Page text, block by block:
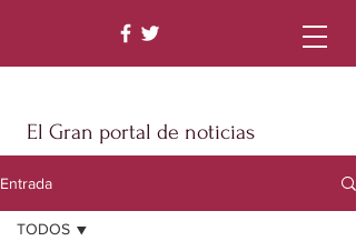
El Gran portal de noticias
Entrada
TODOS